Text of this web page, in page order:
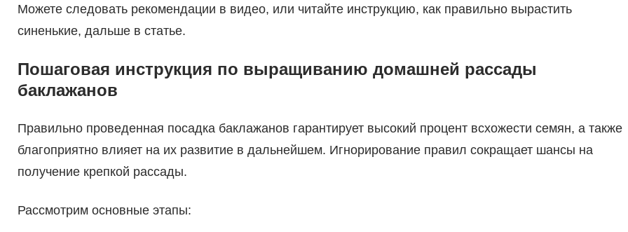
Можете следовать рекомендации в видео, или читайте инструкцию, как правильно вырастить
синенькие, дальше в статье.
Пошаговая инструкция по выращиванию домашней рассады
баклажанов
Правильно проведенная посадка баклажанов гарантирует высокий процент всхожести семян, а также
благоприятно влияет на их развитие в дальнейшем. Игнорирование правил сокращает шансы на
получение крепкой рассады.
Рассмотрим основные этапы: